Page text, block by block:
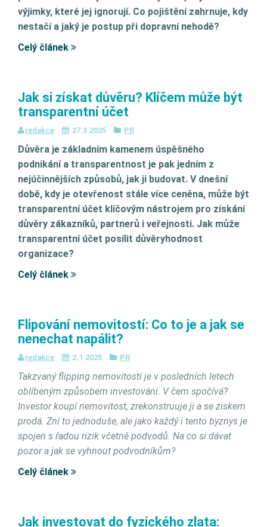
výjimky, které jej ignorují. Co pojištění zahrnuje, kdy
nestačí a jaký je postup při dopravní nehodě?
Celý článek
Jak si získat důvěru? Klíčem může být
transparentní účet
redakce 27.3.2025 PR
Důvěra je základním kamenem úspěšného
podnikání a transparentnost je pak jedním z
nejúčinnějších způsobů, jak ji budovat. V dnešní
době, kdy je otevřenost stále více ceněna, může být
transparentní účet klíčovým nástrojem pro získání
důvěry zákazníků, partnerů i veřejnosti. Jak může
transparentní účet posílit důvěryhodnost
organizace?
Celý článek
Flipování nemovitostí: Co to je a jak se
nenechat napálit?
redakce 2.1.2025 PR
Takzvaný flipping nemovitostí je v posledních letech
oblíbeným způsobem investování. V čem spočívá?
Investor koupí nemovitost, zrekonstruuje ji a se ziskem
prodá. Zní to jednoduše, ale jako každý i tento byznys je
spojen s řadou rizik včetně podvodů. Na co si dávat
pozor a jak se vyhnout podvodníkům?
Celý článek
Jak investovat do fyzického zlata: